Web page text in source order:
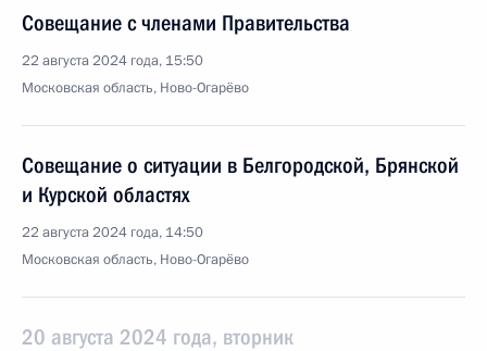
Совещание с членами Правительства
22 августа 2024 года, 15:50
Московская область, Ново-Огарёво
Совещание о ситуации в Белгородской, Брянской
и Курской областях
22 августа 2024 года, 14:50
Московская область, Ново-Огарёво
20 августа 2024 года, вторник